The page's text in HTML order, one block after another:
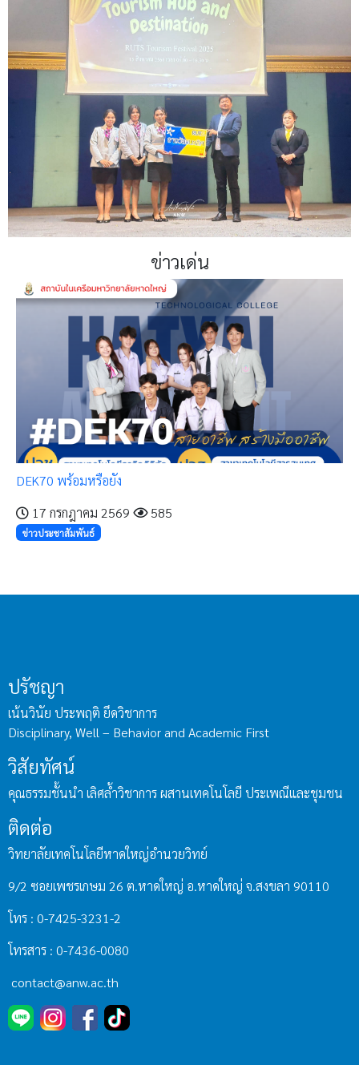
ข่าวเด่น
DEK70 พร้อมหรือยัง
17 กรกฎาคม 2569
585
ข่าวประชาสัมพันธ์
ปรัชญา
เน้นวินัย ประพฤติ ยึดวิชาการ
Disciplinary, Well – Behavior and Academic First
วิสัยทัศน์
คุณธรรมชั้นนำ เลิศล้ำวิชาการ ผสานเทคโนโลยี ประเพณีและชุมชน
ติดต่อ
วิทยาลัยเทคโนโลยีหาดใหญ่อำนวยวิทย์
9/2 ซอยเพชรเกษม 26 ต.หาดใหญ่ อ.หาดใหญ่ จ.สงขลา 90110
โทร : 0-7425-3231-2
โทรสาร : 0-7436-0080
contact@anw.ac.th